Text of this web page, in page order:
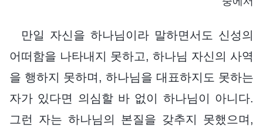
만일 자신을 하나님이라 말하면서도 신성의
어떠함을 나타내지 못하고, 하나님 자신의 사역
을 행하지 못하며, 하나님을 대표하지도 못하는
자가 있다면 의심할 바 없이 하나님이 아니다.
그런 자는 하나님의 본질을 갖추지 못했으며,